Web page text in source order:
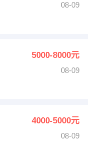
08-09
5000-8000元
08-09
4000-5000元
08-09